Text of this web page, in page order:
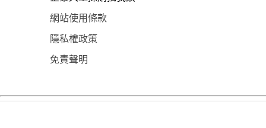
網站使用條款
隱私權政策
免責聲明